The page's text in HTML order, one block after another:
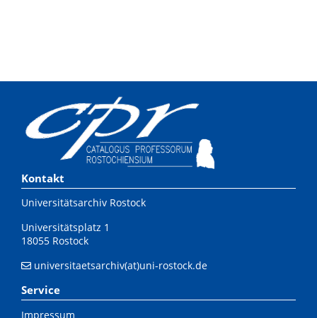
Kontakt
Universitätsarchiv Rostock
Universitätsplatz 1
18055 Rostock
universitaetsarchiv(at)uni-rostock.de
Service
Impressum